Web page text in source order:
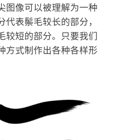
图像可以被理解为一种
表鬃毛较长的部分，
较短的部分。只要我们
方式制作出各种各样形